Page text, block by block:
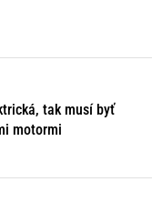
tak musí byť
motormi